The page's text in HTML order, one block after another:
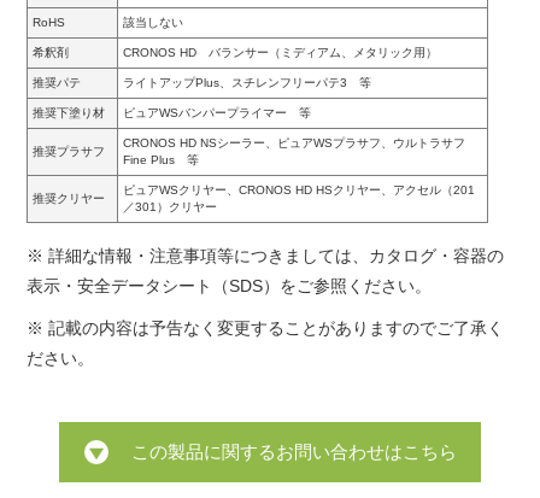
RoHS 該当しない
希釈剤 CRONOS HD バランサー（ミディアム、メタリック用）
推奨パテ ライトアップPlus、スチレンフリーパテ3 等
推奨下塗り材 ピュアWSバンパープライマー 等
推奨プラサフ
CRONOS HD NSシーラー、ピュアWSプラサフ、ウルトラサフ
Fine Plus 等
推奨クリヤー
ピュアWSクリヤー、CRONOS HD HSクリヤー、アクセル（201
／301）クリヤー
※ 詳細な情報・注意事項等につきましては、カタログ・容器の
表示・安全データシート（SDS）をご参照ください。
※ 記載の内容は予告なく変更することがありますのでご了承く
ださい。
この製品に関するお問い合わせはこちら